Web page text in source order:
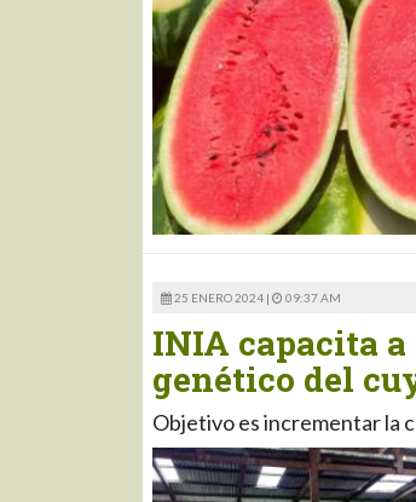
25 ENERO 2024 | 09:37 AM
INIA capacita
genético del
Objetivo es incrementar la